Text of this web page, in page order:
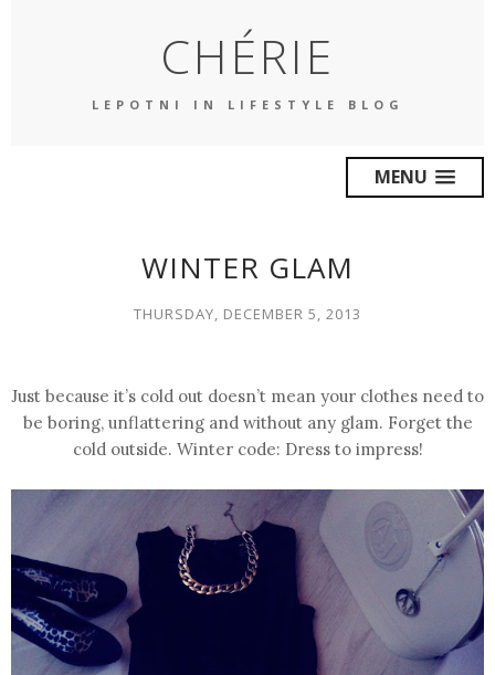
CHÉRIE
LEPOTNI IN LIFESTYLE BLOG
MENU
WINTER GLAM
THURSDAY, DECEMBER 5, 2013
Just because it’s cold out doesn’t mean your clothes need to
be boring, unflattering and without any glam. Forget the
cold outside. Winter code: Dress to impress!